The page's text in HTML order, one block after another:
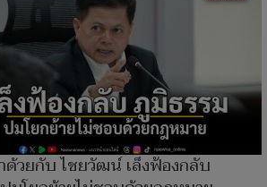
ด้วยกับ ไชยวัฒน์ เล็งฟ้องกลับ